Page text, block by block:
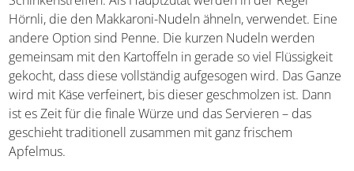
Dieses Gericht ist mit einemGratin aus Nudeln,
Zwiebeln und Käsezu vergleichen. Wahlzutaten bilden
Kartoffeln (in den allermeisten Regionen) sowie Rahm
und Schinkenstreifen. Als Hauptzutat werden in der
Regel Hörnli, die den Makkaroni-Nudeln ähneln,
verwendet. Eine andere Option sind Penne. Die kurzen
Nudeln werden gemeinsam mit den Kartoffeln in gerade
so viel Flüssigkeit gekocht, dass diese vollständig
aufgesogen wird. Das Ganze wird mit Käse verfeinert, bis